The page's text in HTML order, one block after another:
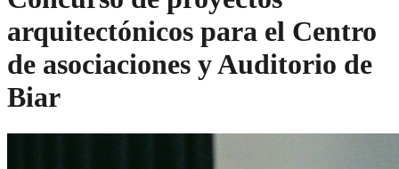
arquitectónicos para el Centro
de asociaciones y Auditorio de
Biar